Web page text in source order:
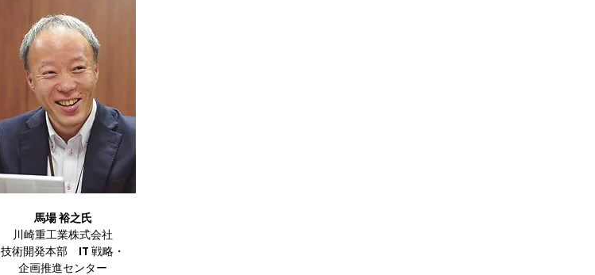
馬場 裕之氏
川崎重工業株式会社
技術開発本部　IT 戦略・
企画推進センター